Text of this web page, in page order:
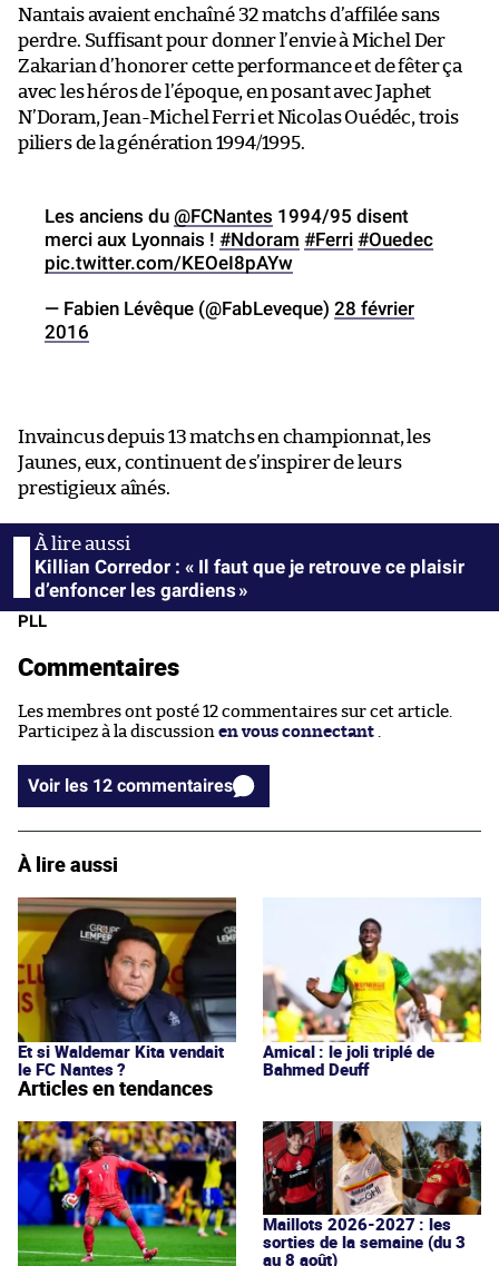
Nantais avaient enchaîné 32 matchs d’affilée sans
perdre. Suffisant pour donner l’envie à Michel Der
Zakarian d’honorer cette performance et de fêter ça
avec les héros de l’époque, en posant avec Japhet
N’Doram, Jean-Michel Ferri et Nicolas Ouédéc, trois
piliers de la génération 1994/1995.
Les anciens du @FCNantes 1994/95 disent
merci aux Lyonnais ! #Ndoram #Ferri #Ouedec
pic.twitter.com/KEOeI8pAYw
— Fabien Lévêque (@FabLeveque) 28 février
2016
Invaincus depuis 13 matchs en championnat, les
Jaunes, eux, continuent de s’inspirer de leurs
prestigieux aînés.
Killian Corredor : « Il faut que je retrouve ce plaisir
d’enfoncer les gardiens »
PLL
Commentaires
Les membres ont posté 12 commentaires sur cet article.
Participez à la discussion en vous connectant .
Voir les 12 commentaires
À lire aussi
Et si Waldemar Kita vendait
le FC Nantes ?
Amical : le joli triplé de
Bahmed Deuff
Articles en tendances
Maillots 2026-2027 : les
sorties de la semaine (du 3
au 8 août)